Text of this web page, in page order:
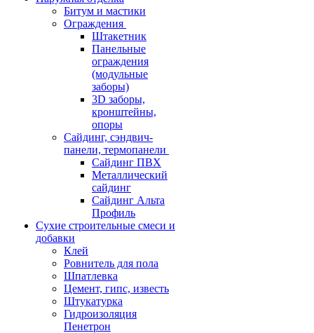
Битум и мастики
Ограждения
Штакетник
Панельные
ограждения
(модульные
заборы)
3D заборы,
кронштейны,
опоры
Cайдинг, сэндвич-
панели, термопанели
Сайдинг ПВХ
Металлический
сайдинг
Сайдинг Альта
Профиль
Сухие строительные смеси и
добавки
Клей
Ровнитель для пола
Шпатлевка
Цемент, гипс, известь
Штукатурка
Гидроизоляция
Пенетрон